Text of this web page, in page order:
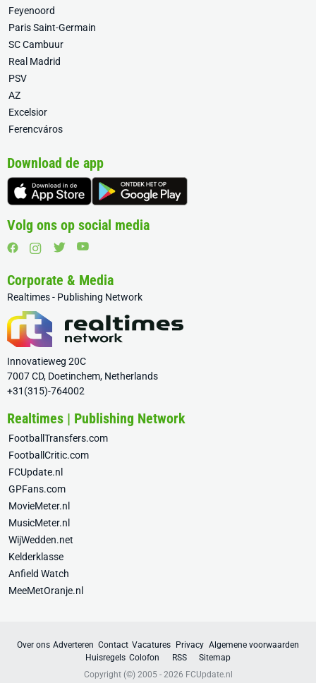
Feyenoord
Paris Saint-Germain
SC Cambuur
Real Madrid
PSV
AZ
Excelsior
Ferencváros
Download de app
Volg ons op social media
Corporate & Media
Realtimes - Publishing Network
Innovatieweg 20C
7007 CD, Doetinchem, Netherlands
+31(315)-764002
Realtimes | Publishing Network
FootballTransfers.com
FootballCritic.com
FCUpdate.nl
GPFans.com
MovieMeter.nl
MusicMeter.nl
WijWedden.net
Kelderklasse
Anfield Watch
MeeMetOranje.nl
Over ons Adverteren Contact Vacatures Privacy Algemene voorwaarden
Huisregels Colofon RSS
Sitemap
Copyright (©) 2005 - 2026 FCUpdate.nl